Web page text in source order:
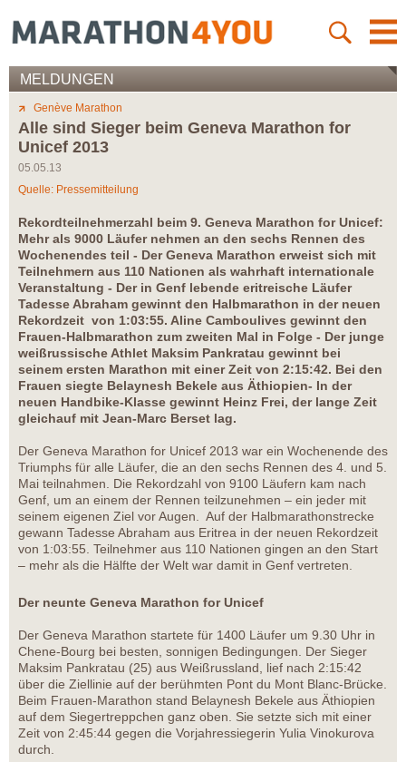
MELDUNGEN
Genève Marathon
Alle sind Sieger beim Geneva Marathon for
Unicef 2013
05.05.13
Quelle: Pressemitteilung
Rekordteilnehmerzahl beim 9. Geneva Marathon for Unicef:
Mehr als 9000 Läufer nehmen an den sechs Rennen des
Wochenendes teil - Der Geneva Marathon erweist sich mit
Teilnehmern aus 110 Nationen als wahrhaft internationale
Veranstaltung - Der in Genf lebende eritreische Läufer
Tadesse Abraham gewinnt den Halbmarathon in der neuen
Rekordzeit von 1:03:55. Aline Camboulives gewinnt den
Frauen-Halbmarathon zum zweiten Mal in Folge - Der junge
weißrussische Athlet Maksim Pankratau gewinnt bei
seinem ersten Marathon mit einer Zeit von 2:15:42. Bei den
Frauen siegte Belaynesh Bekele aus Äthiopien- In der
neuen Handbike-Klasse gewinnt Heinz Frei, der lange Zeit
gleichauf mit Jean-Marc Berset lag.
Der Geneva Marathon for Unicef 2013 war ein Wochenende des
Triumphs für alle Läufer, die an den sechs Rennen des 4. und 5.
Mai teilnahmen. Die Rekordzahl von 9100 Läufern kam nach
Genf, um an einem der Rennen teilzunehmen – ein jeder mit
seinem eigenen Ziel vor Augen. Auf der Halbmarathonstrecke
gewann Tadesse Abraham aus Eritrea in der neuen Rekordzeit
von 1:03:55. Teilnehmer aus 110 Nationen gingen an den Start
– mehr als die Hälfte der Welt war damit in Genf vertreten.
Der neunte Geneva Marathon for Unicef
Der Geneva Marathon startete für 1400 Läufer um 9.30 Uhr in
Chene-Bourg bei besten, sonnigen Bedingungen. Der Sieger
Maksim Pankratau (25) aus Weißrussland, lief nach 2:15:42
über die Ziellinie auf der berühmten Pont du Mont Blanc-Brücke.
Beim Frauen-Marathon stand Belaynesh Bekele aus Äthiopien
auf dem Siegertreppchen ganz oben. Sie setzte sich mit einer
Zeit von 2:45:44 gegen die Vorjahressiegerin Yulia Vinokurova
durch.